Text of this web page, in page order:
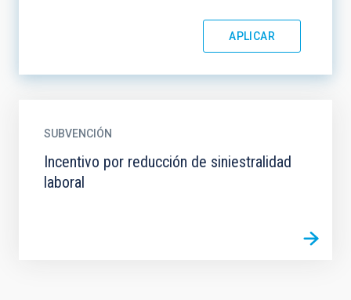
SUBVENCIÓN
Incentivo por reducción de siniestralidad
laboral